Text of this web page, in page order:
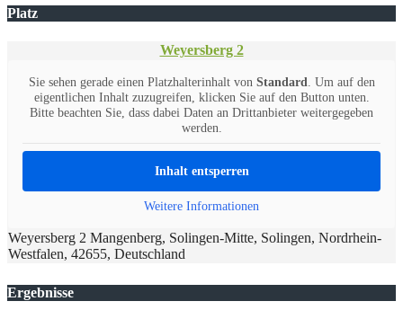
Platz
Weyersberg 2
Sie sehen gerade einen Platzhalterinhalt von Standard . Um auf den
eigentlichen Inhalt zuzugreifen, klicken Sie auf den Button unten.
Bitte beachten Sie, dass dabei Daten an Drittanbieter weitergegeben
werden.
Inhalt entsperren
Weitere Informationen
Weyersberg 2 Mangenberg, Solingen-Mitte, Solingen, Nordrhein-
Westfalen, 42655, Deutschland
Ergebnisse